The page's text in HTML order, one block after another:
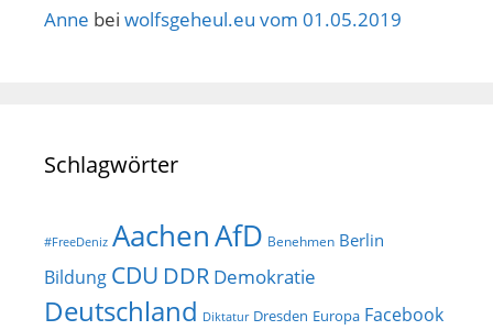
Anne bei wolfsgeheul.eu vom 01.05.2019
Schlagwörter
#FreeDeniz AachenAfD Benehmen Berlin
Bildung CDU DDR Demokratie
Deutschland Diktatur Dresden Europa Facebook